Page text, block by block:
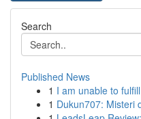
Search
Published News
1 I am unable to
1 Dukun707: Misteri